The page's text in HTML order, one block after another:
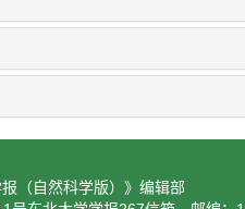
（自然科学版）》编辑部